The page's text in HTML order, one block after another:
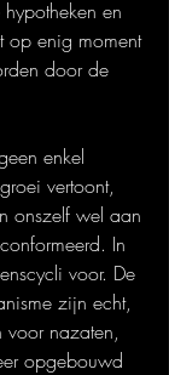
en
op enig moment
door de
enkel
vertoont,
onszelf wel aan
In
voor. De
zijn echt,
voor nazaten,
opgebouwd